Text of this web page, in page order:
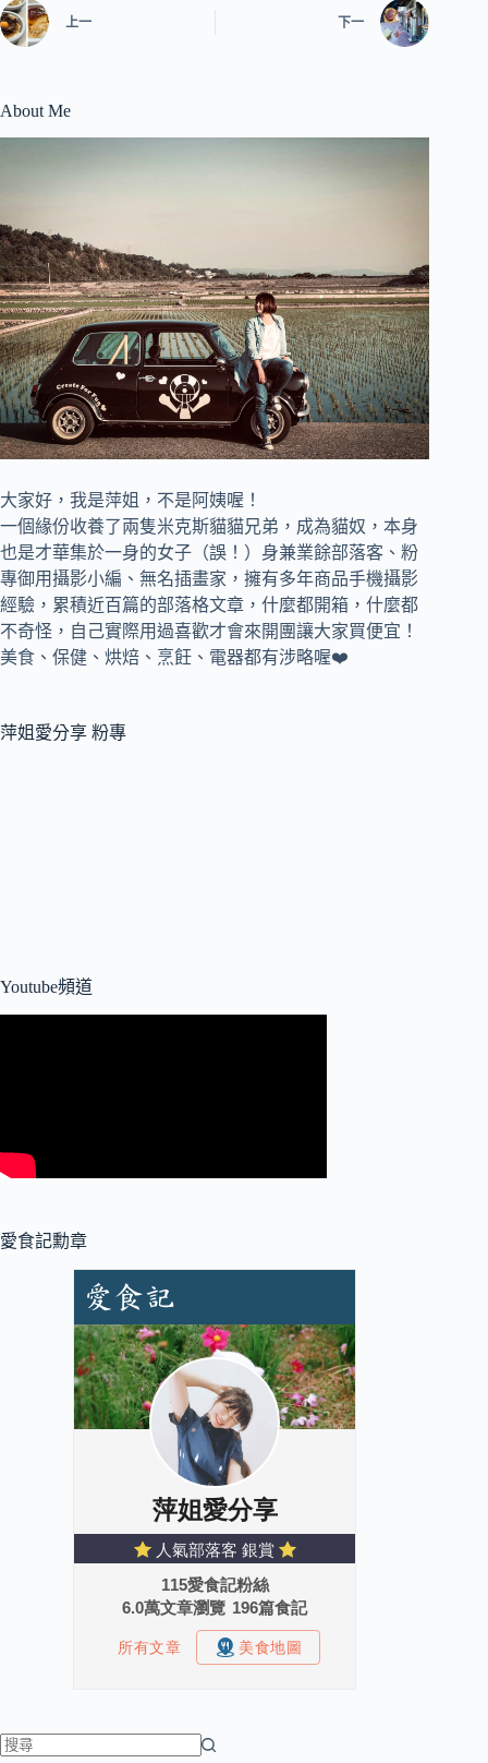
上一 下一
About Me
大家好，我是萍姐，不是阿姨喔！
一個緣份收養了兩隻米克斯貓貓兄弟，成為貓奴， 本身
也是才華集於一身的女子（誤！）身兼業餘部落客、 粉
專御用攝影小編、 無名插畫家， 擁有多年商品手機攝影
經驗，累積近百篇的部落格文章， 什麼都開箱，什麼都
不奇怪，自己實際用過喜歡才會來開團讓大家買便宜！
美食、保健、烘焙、烹飪、電器都有涉略喔❤️
萍姐愛分享 粉專
Youtube頻道
愛食記勳章